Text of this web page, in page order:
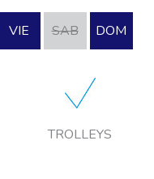
VIE SAB DOM
TROLLEYS